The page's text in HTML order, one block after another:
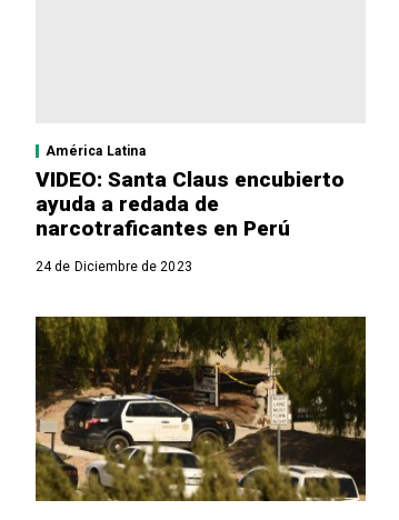
América Latina
VIDEO: Santa Claus encubierto
ayuda a redada de
narcotraficantes en Perú
24 de Diciembre de 2023